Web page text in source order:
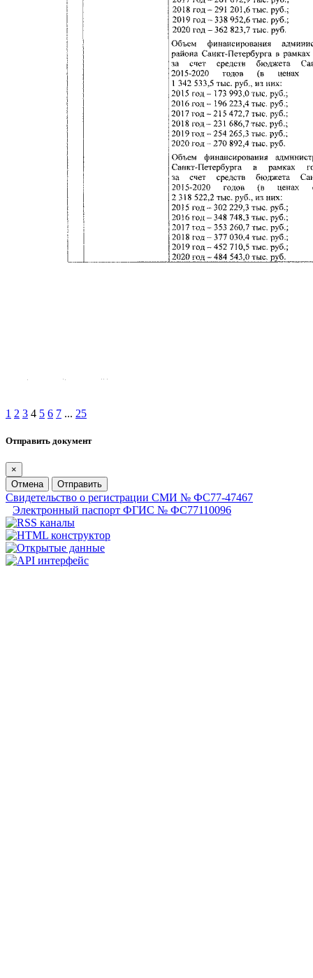
1 2 3 4 5 6 7 ... 25
Отправить документ
×
Отмена
Отправить
Свидетельство о регистрации СМИ № ФС77-47467
Электронный паспорт ФГИС № ФС77110096